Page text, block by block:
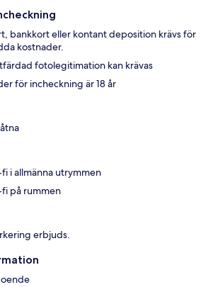
bankkort eller kontant deposition krävs för
kostnader.
fotolegitimation kan krävas
för incheckning är 18 år
i allmänna utrymmen
på rummen
erbjuds.